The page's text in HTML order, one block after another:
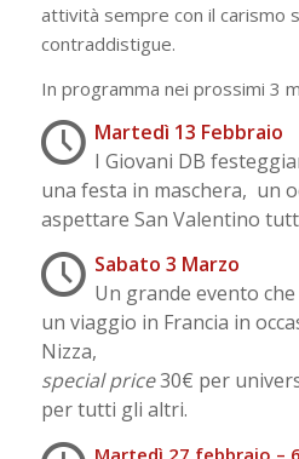
attività sempre con il carismo
contraddistigue.
In programma nei prossimi 3
Martedì 13 Febbraio
I Giovani DB
una festa in maschera, un
aspettare San Valentino
Sabato 3 Marzo
Un grande evento
un viaggio in Francia in
Nizza,
special price30€ per
per tutti gli altri.
Martedì 27 febbraio –